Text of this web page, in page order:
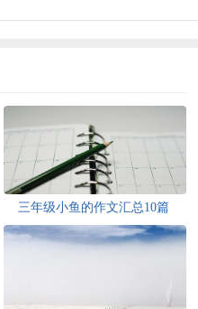
三年级小鱼的作文汇总10篇